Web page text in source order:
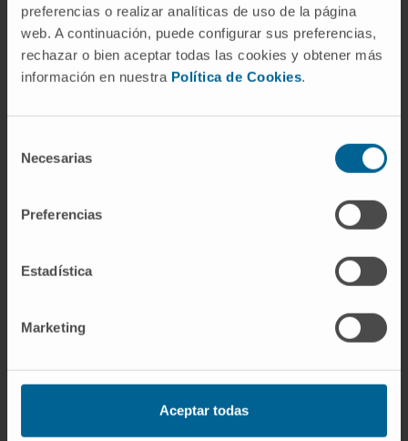
preferencias o realizar analíticas de uso de la página
web. A continuación, puede configurar sus preferencias,
rechazar o bien aceptar todas las cookies y obtener más
información en nuestra Política de Cookies.
Necesarias
Preferencias
Estadística
Marketing
Aceptar todas
condiciones para participar en este ensayo
clínico
¿Prefiere enviarnos sus informes?
médica y nuestros especialistas valorarán su
caso sin necesidad de venir a la Clínica.